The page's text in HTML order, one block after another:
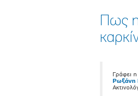
Πως
Γράφει η
Ρωξάνη